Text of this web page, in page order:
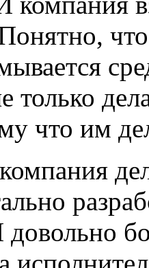
только
что им